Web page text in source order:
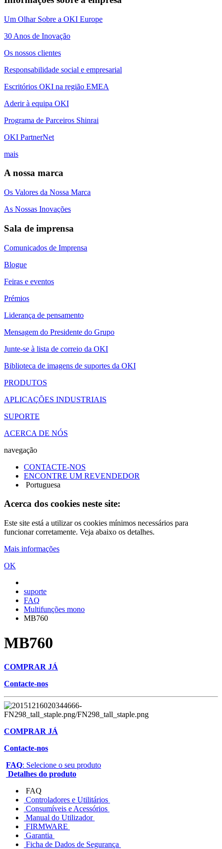
Um Olhar Sobre a OKI Europe
30 Anos de Inovação
Os nossos clientes
Responsabilidade social e empresarial
Escritórios OKI na região EMEA
Aderir à equipa OKI
Programa de Parceiros Shinrai
OKI PartnerNet
mais
A nossa marca
Os Valores da Nossa Marca
As Nossas Inovações
Sala de imprensa
Comunicados de Imprensa
Blogue
Feiras e eventos
Prémios
Liderança de pensamento
Mensagem do Presidente do Grupo
Junte-se à lista de correio da OKI
Biblioteca de imagens de suportes da OKI
PRODUTOS
APLICAÇÕES INDUSTRIAIS
SUPORTE
ACERCA DE NÓS
navegação
CONTACTE-NOS
ENCONTRE UM REVENDEDOR
Portuguesa
Acerca dos cookies neste site:
Este site está a utilizar os cookies mínimos necessários para
funcionar corretamente. Veja abaixo os detalhes.
Mais informações
OK
suporte
FAQ
Multifunções mono
MB760
MB760
COMPRAR JÁ
Contacte-nos
COMPRAR JÁ
Contacte-nos
FAQ: Selecione o seu produto
Detalhes do produto
FAQ
Controladores e Utilitários
Consumíveis e Acessórios
Manual do Utilizador
FIRMWARE
Garantia
Ficha de Dados de Segurança